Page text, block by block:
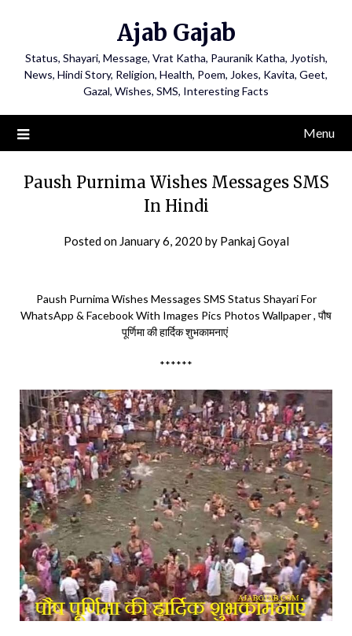
Ajab Gajab
Status, Shayari, Message, Vrat Katha, Pauranik Katha, Jyotish,
News, Hindi Story, Religion, Health, Poem, Jokes, Kavita, Geet,
Gazal, Wishes, SMS, Interesting Facts
Menu
Paush Purnima Wishes Messages SMS
In Hindi
Posted on January 6, 2020 by Pankaj Goyal
Paush Purnima Wishes Messages SMS Status Shayari For
WhatsApp & Facebook With Images Pics Photos Wallpaper , पौष
पूर्णिमा की हार्दिक शुभकामनाएं
******